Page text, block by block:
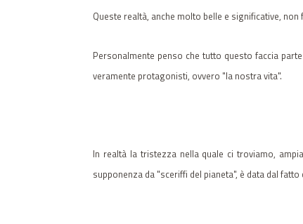
Queste realtà, anche molto belle e significative,
Personalmente penso che tutto questo faccia
veramente protagonisti, ovvero "la nostra vita".
In realtà la tristezza nella quale ci troviamo,
supponenza da "sceriffi del pianeta", è data dal